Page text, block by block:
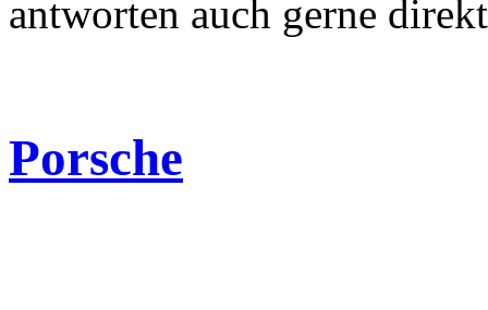
antworten auch gerne
Porsche